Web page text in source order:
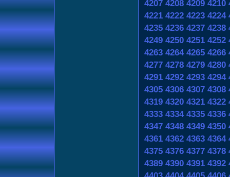
4207 4208 4209 4210
4221 4222 4223 4224
4235 4236 4237 4238
4249 4250 4251 4252
4263 4264 4265 4266
4277 4278 4279 4280
4291 4292 4293 4294
4305 4306 4307 4308
4319 4320 4321 4322
4333 4334 4335 4336
4347 4348 4349 4350
4361 4362 4363 4364
4375 4376 4377 4378
4389 4390 4391 4392